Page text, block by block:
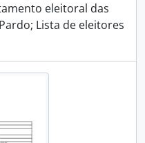
eleitoral das
Lista de eleitores